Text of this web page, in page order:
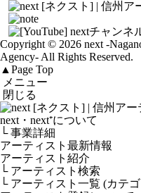
Copyright © 2026 next -
Agency- All Rights Reserved.
▲ Page Top
メニュー
閉じる
next・next⁺について
└ 事業詳細
アーティスト最新情報
アーティスト紹介
└ アーティスト検索
└ アーティスト一覧 (カテ